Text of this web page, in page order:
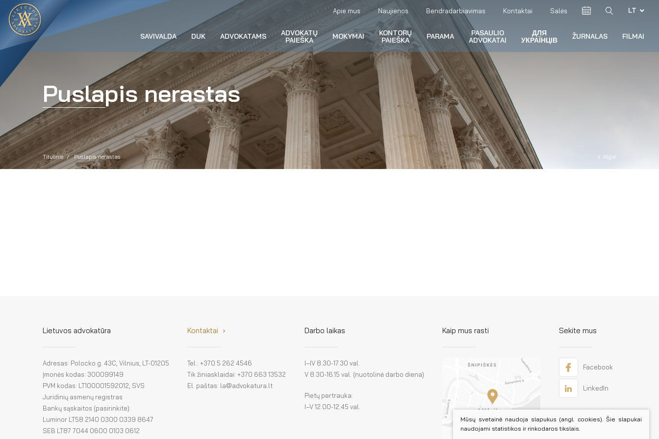
Apie mus Naujienos Bendradarbiavimas Kontaktai Salės LT
SAVIVALDA DUK ADVOKATAMS
ADVOKATŲ
PAIEŠKA
MOKYMAI
KONTORŲ
PAIEŠKA
PARAMA
PASAULIO
ADVOKATAI
ДЛЯ
УКРАЇНЦІВ
ŽURNALAS FILMAI
Puslapis nerastas
Titulinis Puslapis nerastas Atgal
Lietuvos advokatūra
Adresas: Polocko g. 43C, Vilnius, LT-01205
Įmonės kodas: 300099149
PVM kodas: LT100001592012, SVS
Juridinių asmenų registras
Bankų sąskaitos (pasirinkite):
Luminor LT58 2140 0300 0339 8647
SEB LT87 7044 0600 0103 0612
Kontaktai
Tel.: +370 5 262 4546
Tik žiniasklaidai: +370 663 13532
El. paštas: la@advokatura.lt
Darbo laikas
I–IV 8.30-17.30 val.
V 8.30-16.15 val. (nuotolinė darbo diena)
Pietų pertrauka:
I–V 12.00-12.45 val.
Kaip mus rasti Sekite mus
Facebook
LinkedIn
Mūsų svetainė naudoja slapukus (angl. cookies). Šie slapukai
naudojami statistikos ir rinkodaros tikslais.